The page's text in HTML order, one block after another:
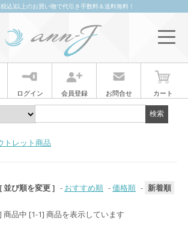
込)以上のお買い物で代引き手数料＆送料無料！
ログイン 会員登録 お問合せ カート
トレット商品
[ 並び順を変更 ] - おすすめ順 -価格順 - 新着順
商品中 [1-1] 商品を表示しています